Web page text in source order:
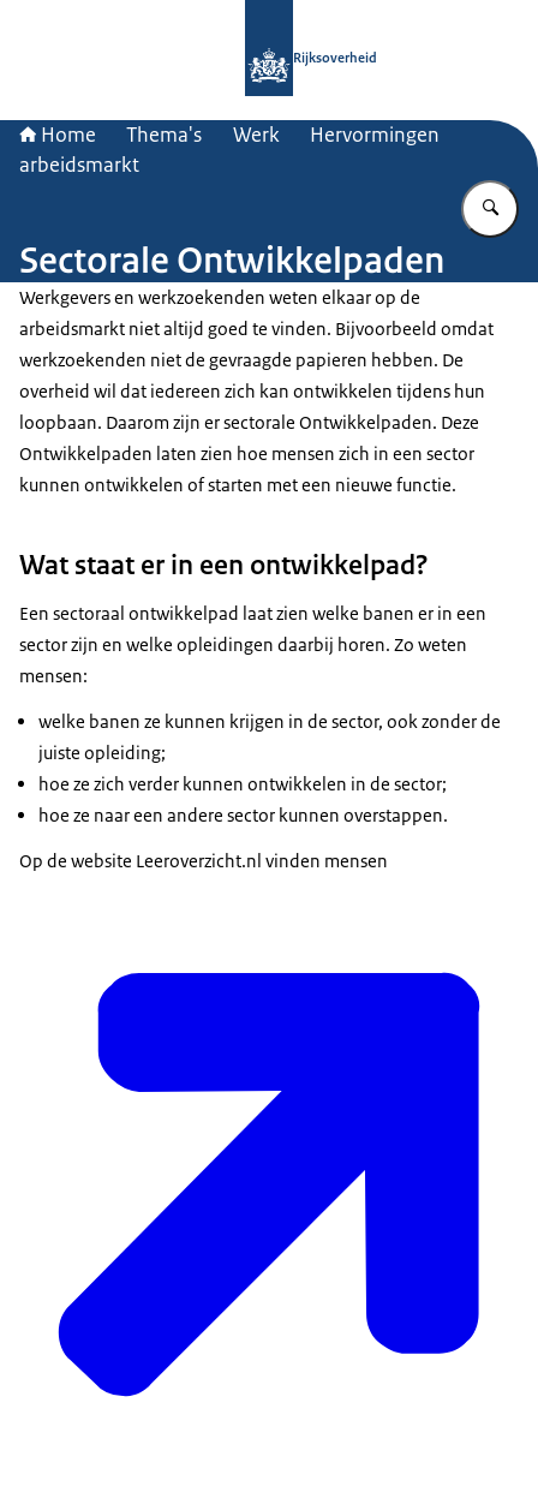
Rijksoverheid
Home Thema's Werk
Hervormingen
arbeidsmarkt
Sectorale Ontwikkelpaden
Werkgevers en werkzoekenden weten elkaar op de
arbeidsmarkt niet altijd goed te vinden. Bijvoorbeeld omdat
werkzoekenden niet de gevraagde papieren hebben. De
overheid wil dat iedereen zich kan ontwikkelen tijdens hun
loopbaan. Daarom zijn er sectorale Ontwikkelpaden. Deze
Ontwikkelpaden laten zien hoe mensen zich in een sector
kunnen ontwikkelen of starten met een nieuwe functie.
Wat staat er in een ontwikkelpad?
Een sectoraal ontwikkelpad laat zien welke banen er in een
sector zijn en welke opleidingen daarbij horen. Zo weten
mensen:
welke banen ze kunnen krijgen in de sector, ook zonder de
juiste opleiding;
hoe ze zich verder kunnen ontwikkelen in de sector;
hoe ze naar een andere sector kunnen overstappen.
Op de website Leeroverzicht.nl vinden mensen